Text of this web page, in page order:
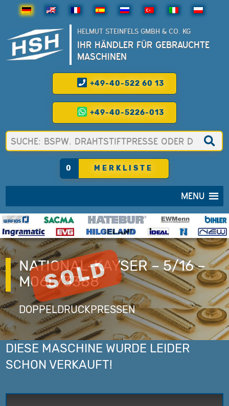
HELMUT STEINFELS GMBH & CO. KG
IHR HÄNDLER FÜR GEBRAUCHTE
MASCHINEN
+49-40-522 60 13
+49-40-5226-013
0 MERKLISTE
MENU
NATIONAL-KAYSER – 5/16 –
M06L/3388
DOPPELDRUCKPRESSEN
DIESE MASCHINE WURDE LEIDER
SCHON VERKAUFT!